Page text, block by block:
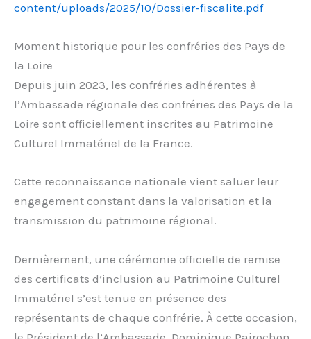
content/uploads/2025/10/Dossier-fiscalite.pdf
Moment historique pour les confréries des Pays de
la Loire
Depuis juin 2023, les confréries adhérentes à
l’Ambassade régionale des confréries des Pays de la
Loire sont officiellement inscrites au Patrimoine
Culturel Immatériel de la France.
Cette reconnaissance nationale vient saluer leur
engagement constant dans la valorisation et la
transmission du patrimoine régional.
Dernièrement, une cérémonie officielle de remise
des certificats d’inclusion au Patrimoine Culturel
Immatériel s’est tenue en présence des
représentants de chaque confrérie. À cette occasion,